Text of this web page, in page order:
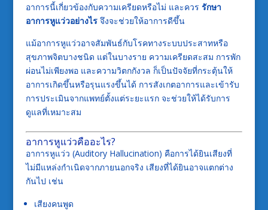
อาการนี้เกี่ยวข้องกับความเครียดหรือไม่ และควร รักษา
อาการหูแว่วอย่างไรจึงจะช่วยให้อาการดีขึ้น
แม้อาการหูแว่วอาจสัมพันธ์กับโรคทางระบบประสาทหรือ
สุขภาพจิตบางชนิด แต่ในบางราย ความเครียดสะสม การพัก
ผ่อนไม่เพียงพอ และความวิตกกังวล ก็เป็นปัจจัยที่กระตุ้นให้
อาการเกิดขึ้นหรือรุนแรงขึ้นได้ การสังเกตอาการและเข้ารับ
การประเมินจากแพทย์ตั้งแต่ระยะแรก จะช่วยให้ได้รับการ
ดูแลที่เหมาะสม
อาการหูแว่วคืออะไร?
อาการหูแว่ว (Auditory Hallucination) คือการได้ยินเสียงที่
ไม่มีแหล่งกำเนิดจากภายนอกจริง เสียงที่ได้ยินอาจแตกต่าง
กันไป เช่น
เสียงคนพูด